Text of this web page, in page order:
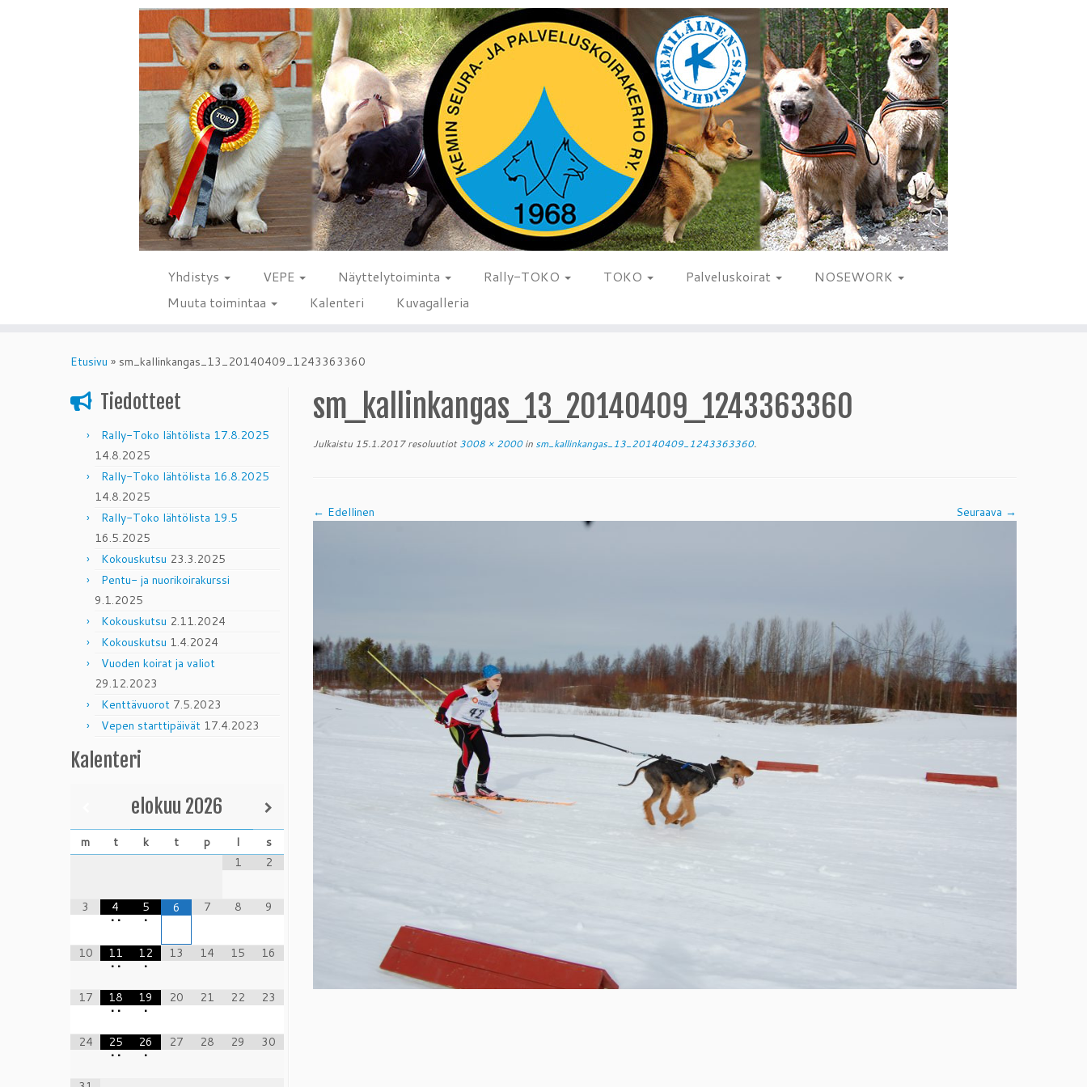
Yhdistys VEPE Näyttelytoiminta Rally-TOKO TOKO Palveluskoirat
NOSEWORK
Muuta toimintaa
Kalenteri Kuvagalleria
Etusivu » sm_kallinkangas_13_20140409_1243363360
Tiedotteet
Rally-Toko lähtölista 17.8.2025
14.8.2025
Rally-Toko lähtölista 16.8.2025
14.8.2025
Rally-Toko lähtölista 19.5
16.5.2025
Kokouskutsu 23.3.2025
Pentu- ja nuorikoirakurssi
9.1.2025
Kokouskutsu 2.11.2024
Kokouskutsu 1.4.2024
Vuoden koirat ja valiot
29.12.2023
Kenttävuorot 7.5.2023
Vepen starttipäivät 17.4.2023
Kalenteri
elokuu 2026
m t k t p l
s
1
2
3
4
• •
5
•
6 7 8 9
10
11
• •
12
•
13 14 15 16
17
18
• •
19
•
20 21 22 23
24
25
• •
26
•
27 28 29 30
sm_kallinkangas_13_20140409_1243363360
Julkaistu 15.1.2017resoluutiot3008 × 2000in sm_kallinkangas_13_20140409_1243363360.
← Edellinen Seuraava →